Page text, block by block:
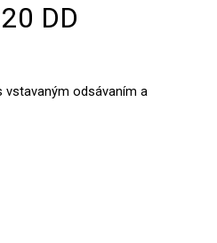
DD
vstavaným odsávaním a